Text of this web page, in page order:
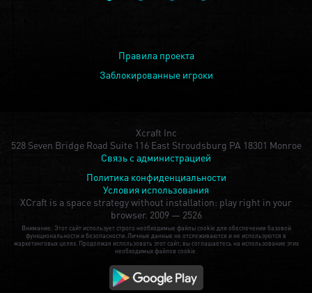
Правила проекта
Заблокированные игроки
Xcraft Inc
528 Seven Bridge Road Suite 116 East Stroudsburg PA 18301 Monroe
Связь с администрацией
Политика конфиденциальности
Условия использования
XCraft is a space strategy without installation: play right in your
browser. 2009 — 2526
Внимание: Этот сайт использует строго необходимые файлы cookie для обеспечения базовой
функциональности и безопасности. Личные данные не отслеживаются и не используются в
маркетинговых целях. Продолжая использовать этот сайт, вы соглашаетесь на использование этих
необходимых файлов cookie.